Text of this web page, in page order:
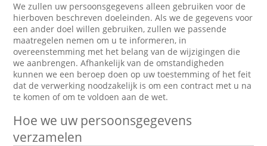
We zullen uw persoonsgegevens alleen gebruiken voor de
hierboven beschreven doeleinden. Als we de gegevens voor
een ander doel willen gebruiken, zullen we passende
maatregelen nemen om u te informeren, in
overeenstemming met het belang van de wijzigingen die
we aanbrengen. Afhankelijk van de omstandigheden
kunnen we een beroep doen op uw toestemming of het feit
dat de verwerking noodzakelijk is om een contract met u na
te komen of om te voldoen aan de wet.
Hoe we uw persoonsgegevens
verzamelen